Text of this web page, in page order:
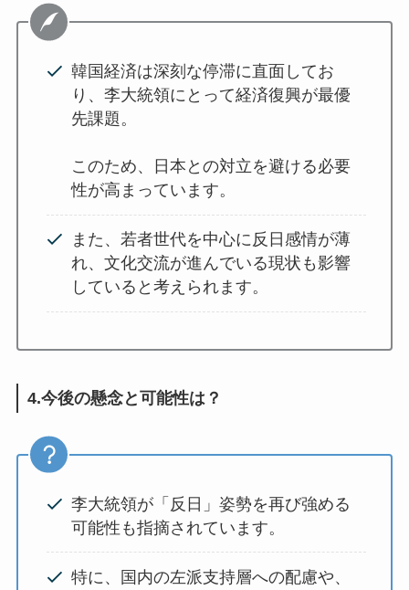
韓国経済は深刻な停滞に直面してお
り、李大統領にとって経済復興が最優
先課題。
このため、日本との対立を避ける必要
性が高まっています。
また、若者世代を中心に反日感情が薄
れ、文化交流が進んでいる現状も影響
していると考えられます。
4.今後の懸念と可能性は？
李大統領が「反日」姿勢を再び強める
可能性も指摘されています。
特に、国内の左派支持層への配慮や、